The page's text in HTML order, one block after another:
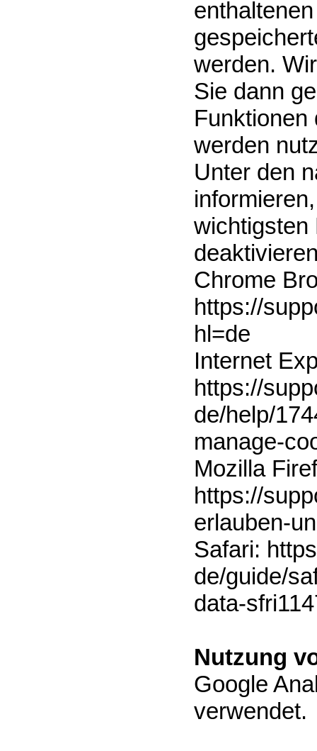
werden.
Sie dann
Funktionen
werden
Unter den
wichtigsten
Chrome
https://
hl=de
Internet
https://
de/help/
manage-
Mozilla
https://
erlauben-
Safari:
de/guide/
data-
Nutzung
Google
verwendet.